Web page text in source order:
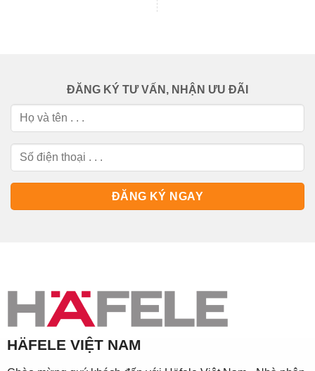
ĐĂNG KÝ TƯ VẤN, NHẬN ƯU ĐÃI
HÄFELE VIỆT NAM